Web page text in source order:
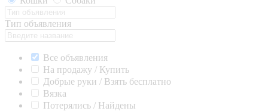
Тип объявления
Все объявления
На продажу / Купить
Добрые руки / Взять бесплатно
Вязка
Потерялись / Найдены